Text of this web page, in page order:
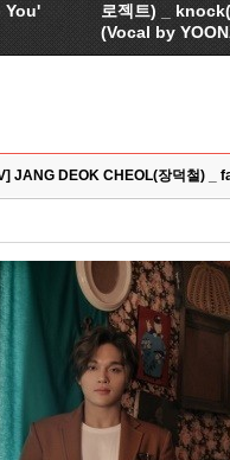
You'
로젝트) _
(Vocal by
JANG DEOK CHEOL(장덕철) _